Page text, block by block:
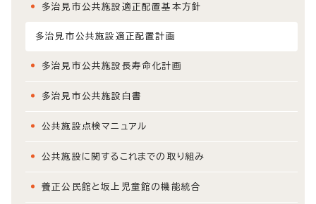
多治見市公共施設適正配置基本方針
多治見市公共施設適正配置計画
多治見市公共施設長寿命化計画
多治見市公共施設白書
公共施設点検マニュアル
公共施設に関するこれまでの取り組み
養正公民館と坂上児童館の機能統合